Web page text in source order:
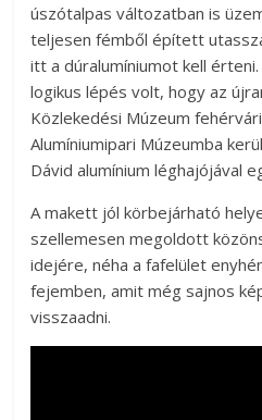
úszótalpas változatban is
teljesen fémből épített
itt a dúralumíniumot kell
logikus lépés volt, hogy az
Közlekedési Múzeum
Alumíniumipari Múzeumba
Dávid alumínium léghajójával
A makett jól körbejárható
szellemesen megoldott
idejére, néha a fafelület
fejemben, amit még sajnos
visszaadni.